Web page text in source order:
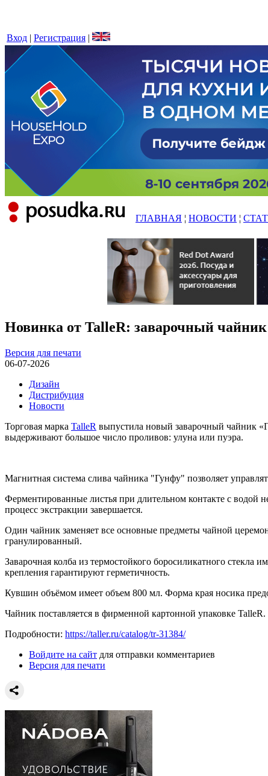
Вход | Регистрация |
ГЛАВНАЯ ¦ НОВОСТИ ¦
Новинка от TalleR: заварочный
Версия для печати
06-07-2026
Дизайн
Дистрибуция
Новости
Торговая марка TalleR выпустила новый заварочный чайник
выдерживают большое число проливов: улуна или пуэра.
Магнитная система слива чайника "Гунфу" позволяет
Ферментированные листья при длительном контакте с водой
процесс экстракции завершается.
Один чайник заменяет все основные предметы чайной
гранулированный.
Заварочная колба из термостойкого боросиликатного
крепления гарантируют герметичность.
Кувшин объёмом имеет объем 800 мл. Форма края носика
Чайник поставляется в фирменной картонной упаковке TalleR.
Подробности: https://taller.ru/catalog/tr-31384/
Войдите на сайт для отправки комментариев
Версия для печати